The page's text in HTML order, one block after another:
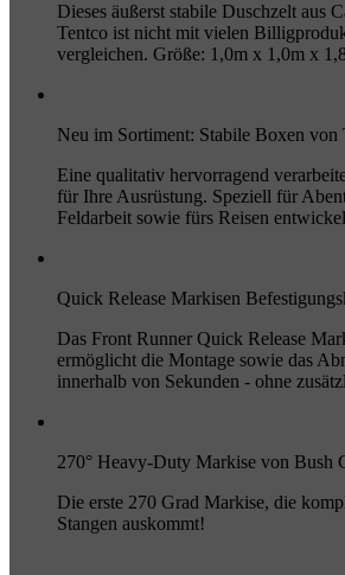
Dieses äußerst stabile Duschzelt aus
Tentco ist nicht mit vielen
vergleichen. Größe: 1,0m x 1,0m x
Neu im Sortiment: Stabile Boxen
Eine qualitativ hervorragend
für Ihre Ausrüstung. Speziell für
Feldarbeit sowie fürs Reisen
Quick Release Markisen
Das Front Runner Quick Release
ermöglicht die Montage sowie das
innerhalb von Sekunden - ohne
270° Heavy-Duty Markise von Bush
Die erste 270 Grad Markise, die
Stangen auskommt!